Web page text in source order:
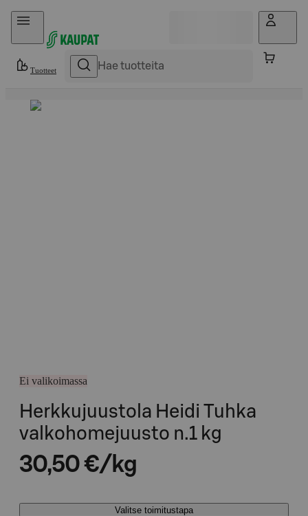
Hyppää sisältöön
Tuotteet
Ei valikoimassa
Herkkujuustola Heidi Tuhka
valkohomejuusto n.1 kg
30,50 €/kg
Valitse toimitustapa